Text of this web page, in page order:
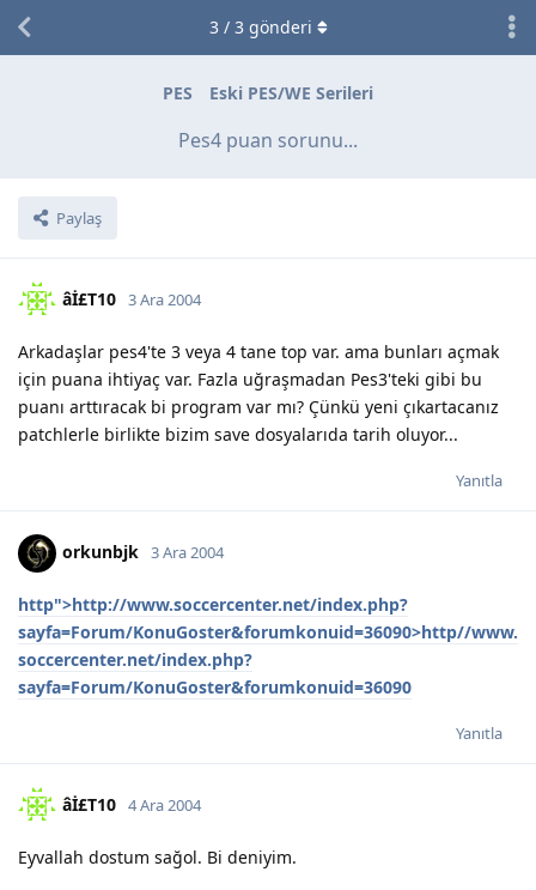
PES Eski PES/WE Serileri
Pes4 puan sorunu...
Paylaş
3 / 3 gönderi
âİ£T10 3 Ara 2004
Arkadaşlar pes4'te 3 veya 4 tane top var. ama bunları açmak
için puana ihtiyaç var. Fazla uğraşmadan Pes3'teki gibi bu
puanı arttıracak bi program var mı? Çünkü yeni çıkartacanız
patchlerle birlikte bizim save dosyalarıda tarih oluyor...
Yanıtla
orkunbjk 3 Ara 2004
http">http://www.soccercenter.net/index.php?
sayfa=Forum/KonuGoster&forumkonuid=36090>http//www.
soccercenter.net/index.php?
sayfa=Forum/KonuGoster&forumkonuid=36090
Yanıtla
âİ£T10 4 Ara 2004
Eyvallah dostum sağol. Bi deniyim.